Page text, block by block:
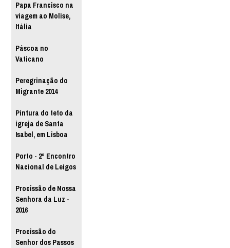
Papa Francisco na
viagem ao Molise,
Itália
Páscoa no
Vaticano
Peregrinação do
Migrante 2014
Pintura do teto da
igreja de Santa
Isabel, em Lisboa
Porto - 2º Encontro
Nacional de Leigos
Procissão de Nossa
Senhora da Luz -
2016
Procissão do
Senhor dos Passos